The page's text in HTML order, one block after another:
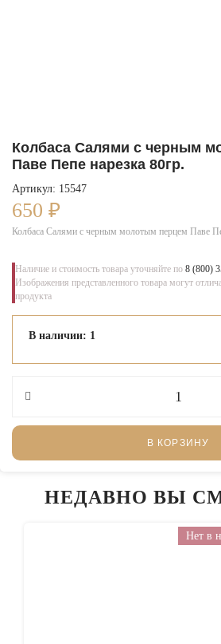
Колбаса Салями с черным
Паве Пепе нарезка 80гр.
Артикул: 15547
650 ₽
Колбаса Салями с черным молотым перцем Паве
Наличие и стоимость товара уточняйте по 8 (800)
Изображения представленного товара могут
продукта
В наличии: 1
В КОРЗИНУ
НЕДАВНО ВЫ
Нет в